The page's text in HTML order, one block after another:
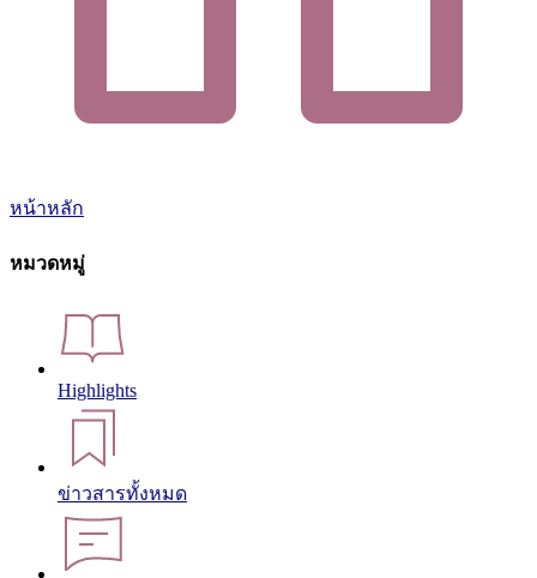
หน้าหลัก
หมวดหมู่
Highlights
ข่าวสารทั้งหมด